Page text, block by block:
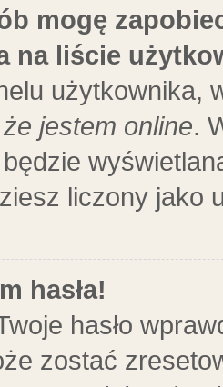
mogę
na liście
użytkownika,
jestem online.
liczony jako
hasła!
hasło
zostać